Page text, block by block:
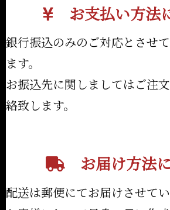
お支払い方法
銀行振込のみのご対応とさせ
ます。
お振込先に関しましてはご注
絡致します。
お届け方法
配送は郵便にてお届けさせてい